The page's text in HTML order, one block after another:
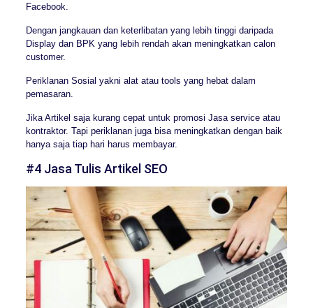
Facebook.
Dengan jangkauan dan keterlibatan yang lebih tinggi daripada
Display dan BPK yang lebih rendah akan meningkatkan calon
customer.
Periklanan Sosial yakni alat atau tools yang hebat dalam
pemasaran.
Jika Artikel saja kurang cepat untuk promosi Jasa service atau
kontraktor. Tapi periklanan juga bisa meningkatkan dengan baik
hanya saja tiap hari harus membayar.
#4 Jasa Tulis Artikel SEO